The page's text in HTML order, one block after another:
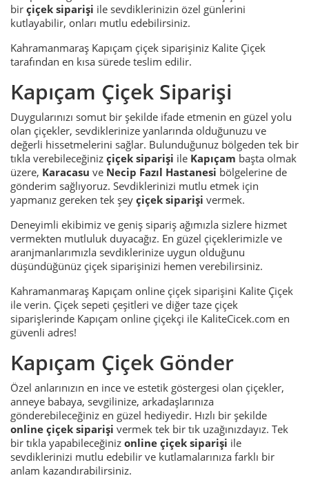
bir çiçek siparişi ile sevdiklerinizin özel günlerini
kutlayabilir, onları mutlu edebilirsiniz.
Kahramanmaraş Kapıçam çiçek siparişiniz Kalite Çiçek
tarafından en kısa sürede teslim edilir.
Kapıçam Çiçek Siparişi
Duygularınızı somut bir şekilde ifade etmenin en güzel yolu
olan çiçekler, sevdiklerinize yanlarında olduğunuzu ve
değerli hissetmelerini sağlar. Bulunduğunuz bölgeden tek bir
tıkla verebileceğiniz çiçek siparişi ile Kapıçam başta olmak
üzere, Karacasu ve Necip Fazıl Hastanesi bölgelerine de
gönderim sağlıyoruz. Sevdiklerinizi mutlu etmek için
yapmanız gereken tek şey çiçek siparişi vermek.
Deneyimli ekibimiz ve geniş sipariş ağımızla sizlere hizmet
vermekten mutluluk duyacağız. En güzel çiçeklerimizle ve
aranjmanlarımızla sevdiklerinize uygun olduğunu
düşündüğünüz çiçek siparişinizi hemen verebilirsiniz.
Kahramanmaraş Kapıçam online çiçek siparişini Kalite Çiçek
ile verin. Çiçek sepeti çeşitleri ve diğer taze çiçek
siparişlerinde Kapıçam online çiçekçi ile KaliteCicek.com en
güvenli adres!
Kapıçam Çiçek Gönder
Özel anlarınızın en ince ve estetik göstergesi olan çiçekler,
anneye babaya, sevgilinize, arkadaşlarınıza
gönderebileceğiniz en güzel hediyedir. Hızlı bir şekilde
online çiçek siparişi vermek tek bir tık uzağınızdayız. Tek
bir tıkla yapabileceğiniz online çiçek siparişi ile
sevdiklerinizi mutlu edebilir ve kutlamalarınıza farklı bir
anlam kazandırabilirsiniz.